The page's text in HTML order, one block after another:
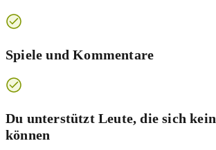
Spiele und Kommentare
Du unterstützt Leute, die sich
können